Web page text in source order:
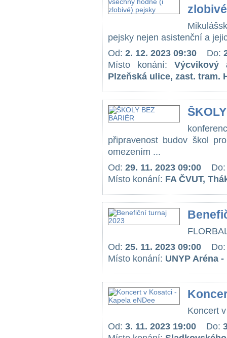
pejsky nejen asistenční a
Od: 2. 12. 2023 09:30 Do:
Místo konání: Výcvikový
Plzeňská ulice, zast. tram.
připravenost budov škol
omezením ...
Od: 29. 11. 2023 09:00
Místo konání: FA ČVUT,
Od: 25. 11. 2023 09:00
Místo konání: UNYP Aréna
Koncert
Od: 3. 11. 2023 19:00 Do: